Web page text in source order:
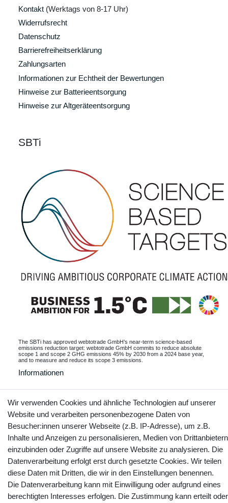
Kontakt (Werktags von 8-17 Uhr)
Widerrufsrecht
Datenschutz
Barrierefreiheitserklärung
Zahlungsarten
Informationen zur Echtheit der Bewertungen
Hinweise zur Batterieentsorgung
Hinweise zur Altgeräteentsorgung
SBTi
The SBTi has approved webtotrade GmbH’s near-term science-based
emissions reduction target: webtotrade GmbH commits to reduce absolute
scope 1 and scope 2 GHG emissions 45% by 2030 from a 2024 base year,
and to measure and reduce its scope 3 emissions.
Informationen
Vertrag widerrufen Kontakt
YouTube Facebook Instagram
Wir verwenden Cookies und ähnliche Technologien auf unserer
Website und verarbeiten personenbezogene Daten von
Besucher:innen unserer Webseite (z.B. IP-Adresse), um z.B.
Inhalte und Anzeigen zu personalisieren, Medien von Drittanbietern
einzubinden oder Zugriffe auf unsere Website zu analysieren. Die
Datenverarbeitung erfolgt erst durch gesetzte Cookies. Wir teilen
diese Daten mit Dritten, die wir in den Einstellungen benennen.
Die Datenverarbeitung kann mit Einwilligung oder aufgrund eines
berechtigten Interesses erfolgen. Die Zustimmung kann erteilt oder